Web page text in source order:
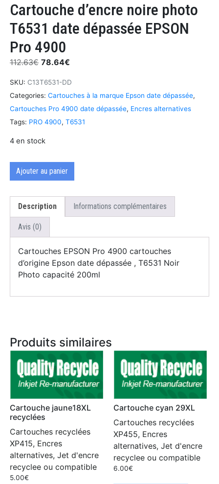
Cartouche d’encre noire photo
T6531 date dépassée EPSON
Pro 4900
112.63€ 78.64€
SKU: C13T6531-DD
Categories: Cartouches à la marque Epson date dépassée,
Cartouches Pro 4900 date dépassée, Encres alternatives
Tags: PRO 4900, T6531
4 en stock
Ajouter au panier
Description Informations complémentaires
Avis (0)
Cartouches EPSON Pro 4900 cartouches
d’origine Epson date dépassée , T6531 Noir
Photo capacité 200ml
Produits similaires
Cartouche jaune18XL
recyclées
Cartouches recyclées
XP415, Encres
alternatives, Jet d'encre
recyclee ou compatible
5.00€
Cartouche cyan 29XL
Cartouches recyclées
XP455, Encres
alternatives, Jet d'encre
recyclee ou compatible
6.00€